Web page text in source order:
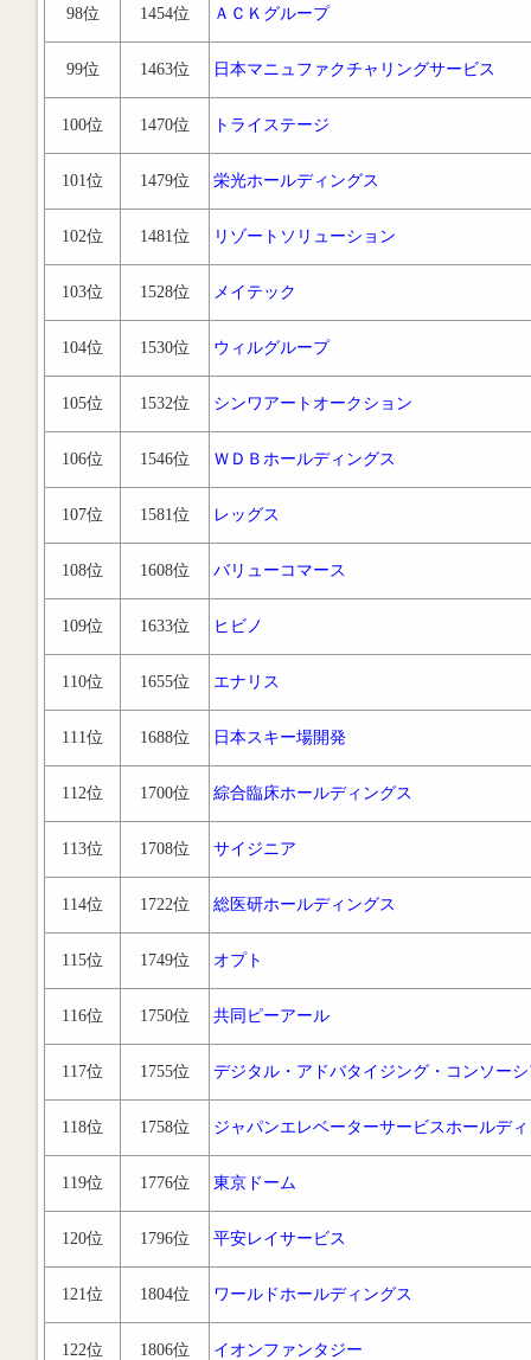
98位 1454位 ＡＣＫグループ
99位 1463位 日本マニュファクチャリングサービス
100位 1470位 トライステージ
101位 1479位 栄光ホールディングス
102位 1481位 リゾートソリューション
103位 1528位 メイテック
104位 1530位 ウィルグループ
105位 1532位 シンワアートオークション
106位 1546位 ＷＤＢホールディングス
107位 1581位 レッグス
108位 1608位 バリューコマース
109位 1633位 ヒビノ
110位 1655位 エナリス
111位 1688位 日本スキー場開発
112位 1700位 綜合臨床ホールディングス
113位 1708位 サイジニア
114位 1722位 総医研ホールディングス
115位 1749位 オプト
116位 1750位 共同ピーアール
117位 1755位 デジタル・アドバタイジング・コンソー
118位 1758位 ジャパンエレベーターサービスホールデ
119位 1776位 東京ドーム
120位 1796位 平安レイサービス
121位 1804位 ワールドホールディングス
122位 1806位 イオンファンタジー